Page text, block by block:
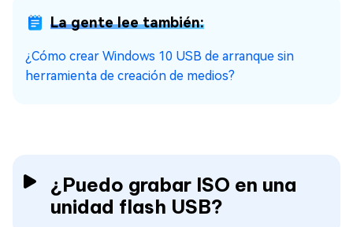
La gente lee también:
¿Cómo crear Windows 10 USB de arranque sin
herramienta de creación de medios?
¿Puedo grabar ISO en una
unidad flash USB?